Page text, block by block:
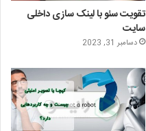
ر
م
تقویت سئو با لینک سازی داخلی
سایت
دسامبر 31, 2023